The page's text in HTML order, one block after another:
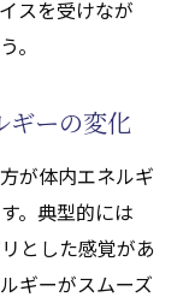
スを受けなが
。
ギーの変化
が体内エネルギ
。典型的には
とした感覚があ
ギーがスムーズ